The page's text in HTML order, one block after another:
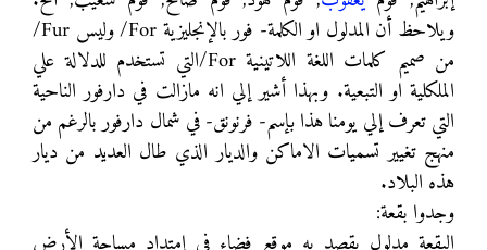
ويلاحظ أن المدلول او الكلمة- فور بالإنجليزية For/ وليس Fur/
من صميم كلمات اللغة اللاتينية For/التي تستخدم للدلالة علي
الملكلية او التبعية. وبهذا أشير إلي انه مازالت في دارفور الناحية
التي تعرف إلي يومنا هذا بإسم- فرنونق- في شمال دارفور بالرغم من
منهج تغيير تسميات الاماكن والديار الذي طال العديد من ديار
هذه البلاد.
وجدوا بقعة: